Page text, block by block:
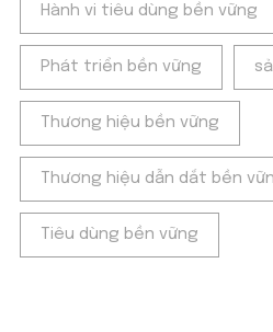
Hành vi tiêu dùng bền vững
Phát triển bền vững
Thương hiệu bền vững
Thương hiệu dẫn dắt bền
Tiêu dùng bền vững